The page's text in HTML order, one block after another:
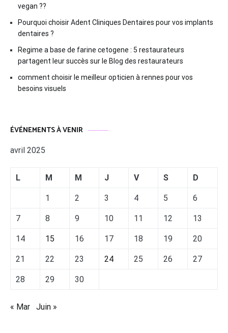
vegan ??
Pourquoi choisir Adent Cliniques Dentaires pour vos implants
dentaires ?
Regime a base de farine cetogene : 5 restaurateurs
partagent leur succès sur le Blog des restaurateurs
comment choisir le meilleur opticien à rennes pour vos
besoins visuels
ÉVÉNEMENTS À VENIR
avril 2025
L M M J V S D
1 2 3 4 5 6
7 8 9 10 11 12 13
14 15 16 17 18 19 20
21 22 23 24 25 26 27
28 29 30
« Mar Juin »